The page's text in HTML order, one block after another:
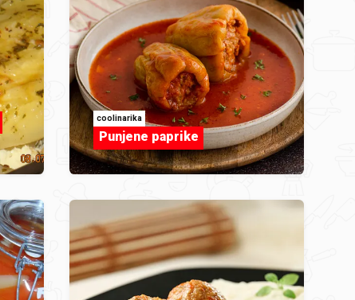
coolinarika
Punjene paprike